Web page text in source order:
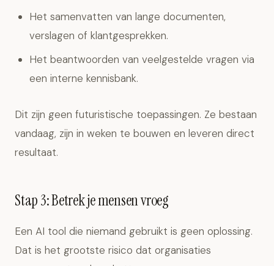
Het samenvatten van lange documenten,
verslagen of klantgesprekken.
Het beantwoorden van veelgestelde vragen via
een interne kennisbank.
Dit zijn geen futuristische toepassingen. Ze bestaan
vandaag, zijn in weken te bouwen en leveren direct
resultaat.
Stap 3: Betrek je mensen vroeg
Een AI tool die niemand gebruikt is geen oplossing.
Dat is het grootste risico dat organisaties